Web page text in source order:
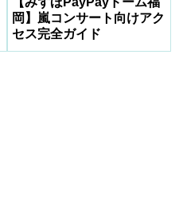
岡】嵐コンサート向けアク
セス完全ガイド